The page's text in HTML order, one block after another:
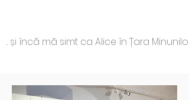
.. și încă mă simt ca Alice în Țara Minunilor